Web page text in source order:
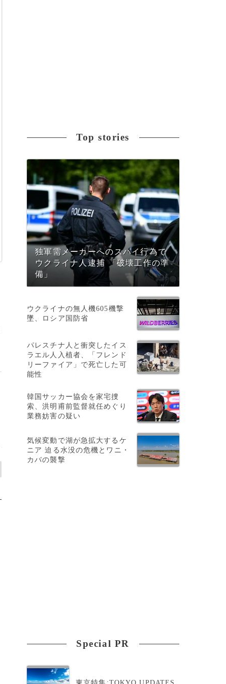
Top stories
独軍需メーカーへのスパイ行為で
ウクライナ人逮捕 「破壊工作の準
備」
ウクライナの無人機605機撃
墜、ロシア国防省
パレスチナ人と衝突したイス
ラエル人入植者、「フレンド
リーファイア」で死亡した可
能性
韓国サッカー協会を家宅捜
索、洪明甫前監督就任めぐり
業務妨害の疑い
気候変動で湖が急拡大するケ
ニア 迫る水没の危機とワニ・
カバの襲撃
Special PR
東京特集:TOKYO UPDATES